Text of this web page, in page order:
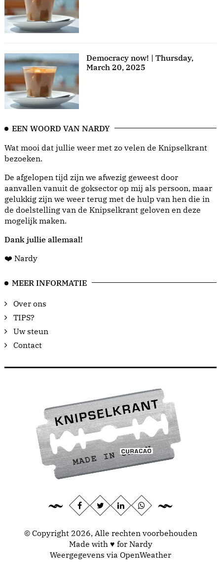
Democracy now! | Thursday,
March 20, 2025
EEN WOORD VAN NARDY
Wat mooi dat jullie weer met zo velen de Knipselkrant
bezoeken.
De afgelopen tijd zijn we afwezig geweest door
aanvallen vanuit de goksector op mij als persoon, maar
gelukkig zijn we weer terug met de hulp van hen die in
de doelstelling van de Knipselkrant geloven en deze
mogelijk maken.
Dank jullie allemaal!
❤️ Nardy
MEER INFORMATIE
Over ons
TIPS?
Uw steun
Contact
© Copyright 2026, Alle rechten voorbehouden
Made with ♥ for Nardy
Weergegevens via OpenWeather